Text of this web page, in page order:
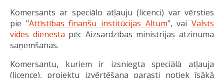
Komersants ar speciālo atļauju (licenci) var vērsties
pie "Attīstības finanšu institūcijas Altum", vaiValsts
vides dienesta pēc Aizsardzības ministrijas atzinuma
saņemšanas.
Komersantu, kuriem ir izsniegta speciālā atļauja
(licence), projektu izvērtēšana parasti notiek īsākā